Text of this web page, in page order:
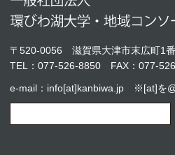
〒520-0056 滋賀県大津市末広町1
TEL： 077-526-8850 FAX：077-
e-mail：info[at]kanbiwa.jp ※[at]を